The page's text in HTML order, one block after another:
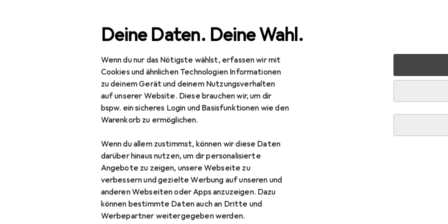
Deine Daten. Deine Wahl.
Wenn du nur das Nötigste wählst, erfassen wir mit
Cookies und ähnlichen Technologien Informationen
zu deinem Gerät und deinem Nutzungsverhalten
auf unserer Website. Diese brauchen wir, um dir
bspw. ein sicheres Login und Basisfunktionen wie den
Warenkorb zu ermöglichen.
Wenn du allem zustimmst, können wir diese Daten
darüber hinaus nutzen, um dir personalisierte
Angebote zu zeigen, unsere Webseite zu
verbessern und gezielte Werbung auf unseren und
anderen Webseiten oder Apps anzuzeigen. Dazu
können bestimmte Daten auch an Dritte und
Werbepartner weitergegeben werden.
Navigation nach KategorienBaumarkt + Garten Werkzeug + Werkstatt